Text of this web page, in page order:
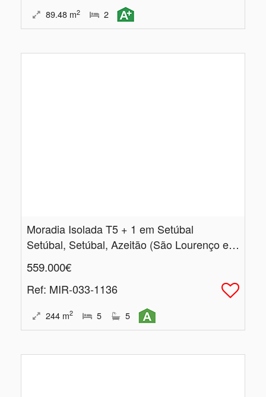
89.48 m2 2
Moradia Isolada T5 + 1 em Setúbal
Setúbal, Setúbal, Azeitão (São Lourenço e São Simão)
559.000€
Ref: MIR-033-1136
244 m2 5 5